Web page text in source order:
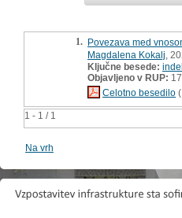
1 - 1 / 1
1. Povezava med
Magdalena Kokalj ,
Ključne besede:
Objavljeno v RUP:
Celotno besedilo
Na vrh